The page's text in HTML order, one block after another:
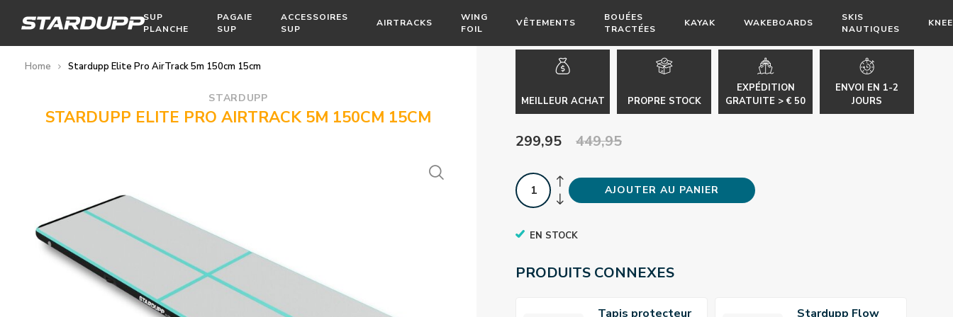
SUP
PLANCHE
PAGAIE
SUP
ACCESSOIRES
SUP
AIRTRACKS
WING
FOIL
VÊTEMENTS
BOUÉES
TRACTÉES
KAYAK WAKEBOARDS
SKIS
NAUTIQUES
Home Stardupp Elite Pro AirTrack 5m 150cm 15cm
STARDUPP
STARDUPP ELITE PRO AIRTRACK 5M 150CM 15CM
MEILLEUR ACHAT PROPRE STOCK
EXPÉDITION
GRATUITE > € 50
ENVOI EN 1-2
JOURS
299,95 449,95
AJOUTER AU PANIER
EN STOCK
PRODUITS CONNEXES
Tapis protecteur
Stardupp Flow